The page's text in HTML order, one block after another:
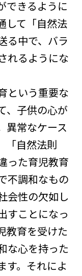
できるように
して「自然法
る中で、バラ
れるようにな
という重要な
、子供の心が
異常なケース
「自然法則
った育児教育
不調和なもの
会性の欠如し
すことになっ
教育を受けた
な心を持った
す。それによ